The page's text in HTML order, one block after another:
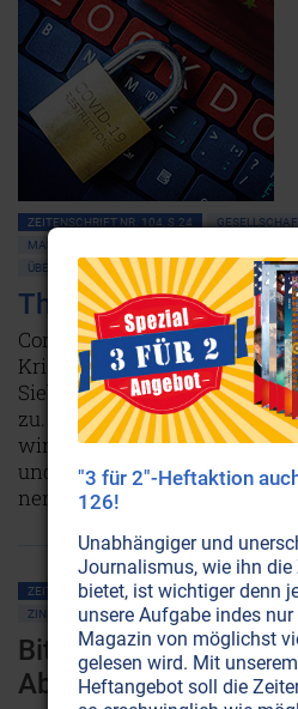
ZEITENSCHRIFT NR. 104, S.24
MASSENMEDIEN • MANIPULATION
ÜBERWACHUNG • MIND CONTROL
The Great Reset: Die
Corona hat geschafft, was
Krise mehr gelungen ist: Wir
Siebenmeilenstiefeln auf eine
zu. Wenn es nach den
wird unsere Zukunft
und durch künstliche
nennt es „The Great Reset“.
ZEITENSCHRIFT NR. 94, S.27
ZINSGELD • BANKEN
Bitcoin:
Abschaffung
"3 für 2"-Heftaktion
126!
Unabhängiger und
Journalismus, wie ihn
bietet, ist wichtiger denn
unsere Aufgabe indes
Magazin von möglichst
gelesen wird. Mit
Heftangebot soll die